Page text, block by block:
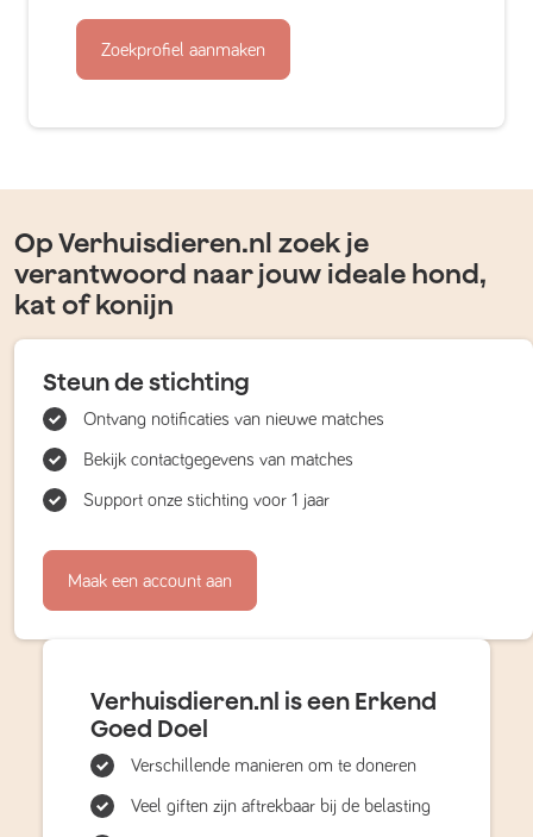
Zoekprofiel aanmaken
Op Verhuisdieren.nl zoek je
verantwoord naar jouw ideale hond,
kat of konijn
Steun de stichting
Ontvang notificaties van nieuwe matches
Bekijk contactgegevens van matches
Support onze stichting voor 1 jaar
Maak een account aan
Verhuisdieren.nl is een Erkend
Goed Doel
Verschillende manieren om te doneren
Veel giften zijn aftrekbaar bij de belasting